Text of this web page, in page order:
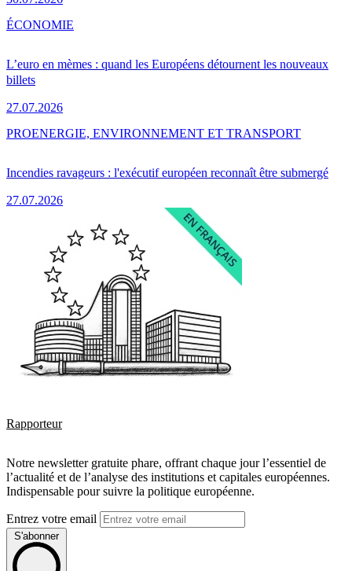
L’euro en mèmes : quand les Européens détournent les nouveaux
billets
27.07.2026
ÉCONOMIE
Incendies ravageurs : l'exécutif européen reconnaît être submergé
27.07.2026
PROENERGIE, ENVIRONNEMENT ET TRANSPORT
Rapporteur
Notre newsletter gratuite phare, offrant chaque jour l’essentiel de
l’actualité et de l’analyse des institutions et capitales européennes.
Indispensable pour suivre la politique européenne.
Entrez votre email
S'abonner